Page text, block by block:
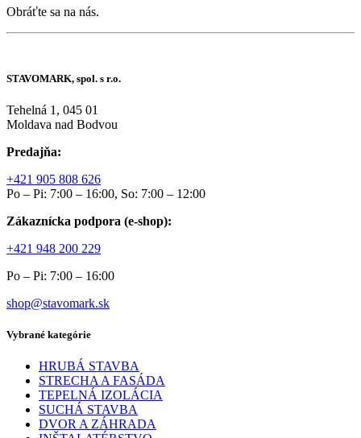
Obráťte sa na nás.
STAVOMARK, spol. s r.o.
Tehelná 1, 045 01
Moldava nad Bodvou
Predajňa:
+421 905 808 626
Po – Pi: 7:00 – 16:00, So: 7:00 – 12:00
Zákaznícka podpora (e-shop):
+421 948 200 229
Po – Pi: 7:00 – 16:00
shop@stavomark.sk
Vybrané kategórie
HRUBÁ STAVBA
STRECHA A FASÁDA
TEPELNÁ IZOLÁCIA
SUCHÁ STAVBA
DVOR A ZÁHRADA